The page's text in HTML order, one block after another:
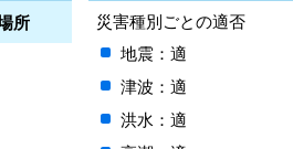
所
災害種別ごとの適否
地震：適
津波：適
洪水：適